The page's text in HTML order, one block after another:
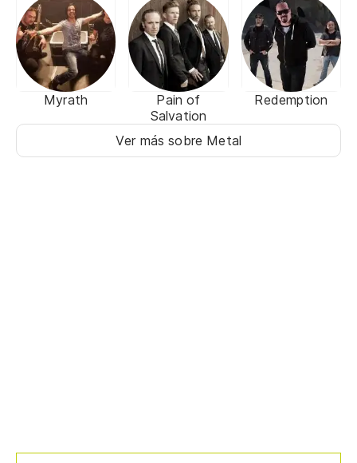
Myrath
Pain of
Salvation
Redemption
Ver más sobre Metal